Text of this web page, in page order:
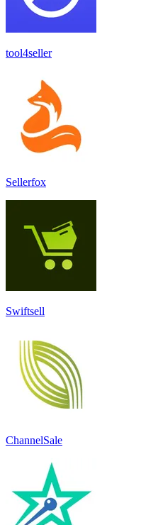
tool4seller
Sellerfox
Swiftsell
ChannelSale